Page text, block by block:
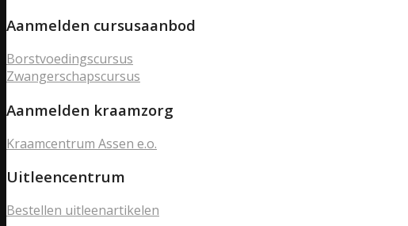
Aanmelden cursusaanbod
Borstvoedingscursus
Zwangerschapscursus
Aanmelden kraamzorg
Kraamcentrum Assen e.o.
Uitleencentrum
Bestellen uitleenartikelen